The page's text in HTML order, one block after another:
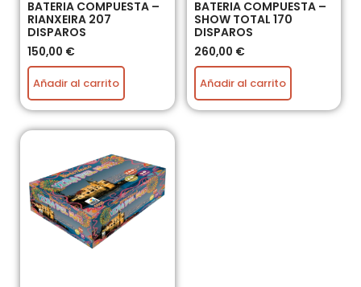
BATERIA COMPUESTA –
RIANXEIRA 207
DISPAROS
150,00 €
Añadir al carrito
BATERIA COMPUESTA –
SHOW TOTAL 170
DISPAROS
260,00 €
Añadir al carrito